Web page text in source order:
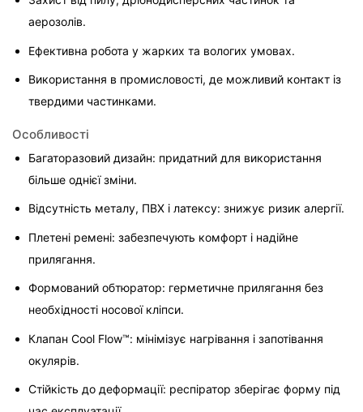
аерозолів.
Ефективна робота у жарких та вологих умовах.
Використання в промисловості, де можливий контакт із
твердими частинками.
Особливості
Багаторазовий дизайн: придатний для використання
більше однієї зміни.
Відсутність металу, ПВХ і латексу: знижує ризик алергії.
Плетені ремені: забезпечують комфорт і надійне
прилягання.
Формований обтюратор: герметичне прилягання без
необхідності носової кліпси.
Клапан Cool Flow™: мінімізує нагрівання і запотівання
окулярів.
Стійкість до деформації: респіратор зберігає форму під